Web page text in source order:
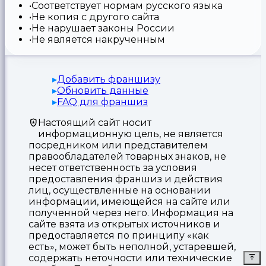
Соответствует нормам русского языка
Не копия с другого сайта
Не нарушает законы России
Не является накрученным
Добавить франшизу
Обновить данные
FAQ для франшиз
Настоящий сайт носит
информационную цель, не является
посредником или представителем
правообладателей товарных знаков, не
несет ответственность за условия
предоставления франшиз и действия
лиц, осуществленные на основании
информации, имеющейся на сайте или
полученной через него. Информация на
сайте взята из открытых источников и
предоставляется по принципу «как
есть», может быть неполной, устаревшей,
содержать неточности или технические